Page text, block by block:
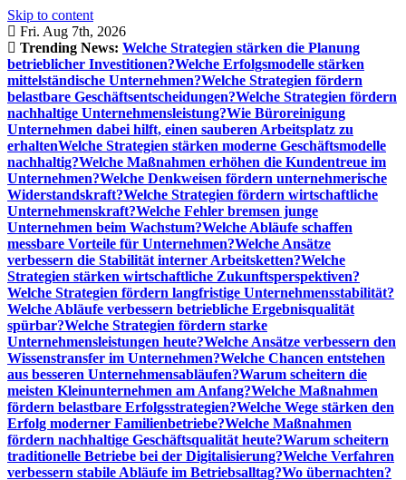
Skip to content
Fri. Aug 7th, 2026
Trending News: Welche Strategien stärken die Planung
betrieblicher Investitionen?Welche Erfolgsmodelle stärken
mittelständische Unternehmen?Welche Strategien fördern
belastbare Geschäftsentscheidungen?Welche Strategien fördern
nachhaltige Unternehmensleistung?Wie Büroreinigung
Unternehmen dabei hilft, einen sauberen Arbeitsplatz zu
erhaltenWelche Strategien stärken moderne Geschäftsmodelle
nachhaltig?Welche Maßnahmen erhöhen die Kundentreue im
Unternehmen?Welche Denkweisen fördern unternehmerische
Widerstandskraft?Welche Strategien fördern wirtschaftliche
Unternehmenskraft?Welche Fehler bremsen junge
Unternehmen beim Wachstum?Welche Abläufe schaffen
messbare Vorteile für Unternehmen?Welche Ansätze
verbessern die Stabilität interner Arbeitsketten?Welche
Strategien stärken wirtschaftliche Zukunftsperspektiven?
Welche Strategien fördern langfristige Unternehmensstabilität?
Welche Abläufe verbessern betriebliche Ergebnisqualität
spürbar?Welche Strategien fördern starke
Unternehmensleistungen heute?Welche Ansätze verbessern den
Wissenstransfer im Unternehmen?Welche Chancen entstehen
aus besseren Unternehmensabläufen?Warum scheitern die
meisten Kleinunternehmen am Anfang?Welche Maßnahmen
fördern belastbare Erfolgsstrategien?Welche Wege stärken den
Erfolg moderner Familienbetriebe?Welche Maßnahmen
fördern nachhaltige Geschäftsqualität heute?Warum scheitern
traditionelle Betriebe bei der Digitalisierung?Welche Verfahren
verbessern stabile Abläufe im Betriebsalltag?Wo übernachten?